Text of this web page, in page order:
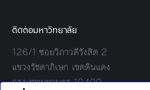
ติดต่อมหาวิทยาลัย
126/1 ซอยวิภาวดีรังสิต 2
แขวงรัชดาภิเษก เขตดินแดง
กรุงเทพมหานคร 10400